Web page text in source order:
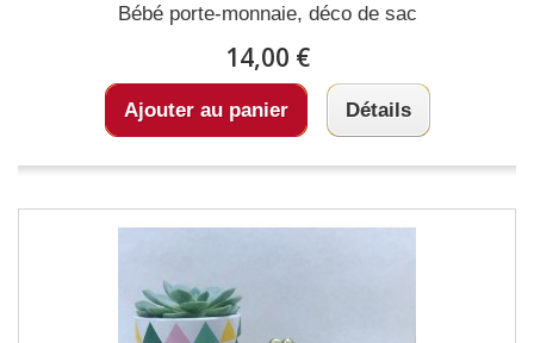
Bébé porte-monnaie, déco de sac
14,00 €
Ajouter au panier Détails